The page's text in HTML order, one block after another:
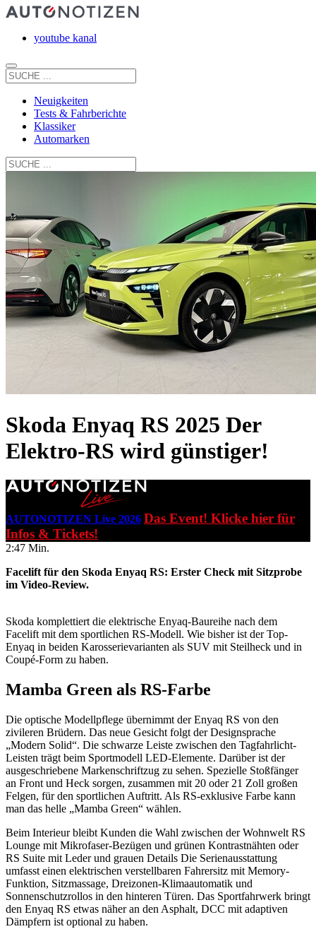
youtube kanal
Neuigkeiten
Tests & Fahrberichte
Klassiker
Automarken
Skoda Enyaq RS 2025 Der
Elektro-RS wird günstiger!
AUTONOTIZEN Live 2026 Das Event! Klicke hier für
Infos & Tickets!
2:47 Min.
Facelift für den Skoda Enyaq RS: Erster Check mit Sitzprobe
im Video-Review.
Skoda komplettiert die elektrische Enyaq-Baureihe nach dem
Facelift mit dem sportlichen RS-Modell. Wie bisher ist der Top-
Enyaq in beiden Karosserievarianten als SUV mit Steilheck und in
Coupé-Form zu haben.
Mamba Green als RS-Farbe
Die optische Modellpflege übernimmt der Enyaq RS von den
zivileren Brüdern. Das neue Gesicht folgt der Designsprache
„Modern Solid“. Die schwarze Leiste zwischen den Tagfahrlicht-
Leisten trägt beim Sportmodell LED-Elemente. Darüber ist der
ausgeschriebene Markenschriftzug zu sehen. Spezielle Stoßfänger
an Front und Heck sorgen, zusammen mit 20 oder 21 Zoll großen
Felgen, für den sportlichen Auftritt. Als RS-exklusive Farbe kann
man das helle „Mamba Green“ wählen.
Beim Interieur bleibt Kunden die Wahl zwischen der Wohnwelt RS
Lounge mit Mikrofaser-Bezügen und grünen Kontrastnähten oder
RS Suite mit Leder und grauen Details Die Serienausstattung
umfasst einen elektrischen verstellbaren Fahrersitz mit Memory-
Funktion, Sitzmassage, Dreizonen-Klimaautomatik und
Sonnenschutzrollos in den hinteren Türen. Das Sportfahrwerk bringt
den Enyaq RS etwas näher an den Asphalt, DCC mit adaptiven
Dämpfern ist optional zu haben.